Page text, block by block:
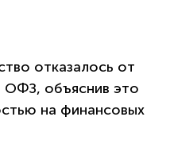
отказалось от
ОФЗ, объяснив это
на финансовых